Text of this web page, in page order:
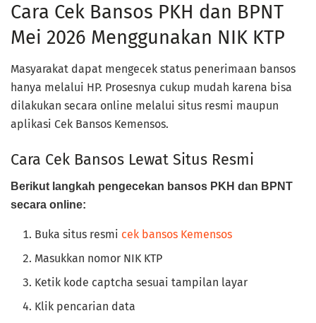
Cara Cek Bansos PKH dan BPNT
Mei 2026 Menggunakan NIK KTP
Masyarakat dapat mengecek status penerimaan bansos
hanya melalui HP. Prosesnya cukup mudah karena bisa
dilakukan secara online melalui situs resmi maupun
aplikasi Cek Bansos Kemensos.
Cara Cek Bansos Lewat Situs Resmi
Berikut langkah pengecekan bansos PKH dan BPNT
secara online:
Buka situs resmi cek bansos Kemensos
Masukkan nomor NIK KTP
Ketik kode captcha sesuai tampilan layar
Klik pencarian data